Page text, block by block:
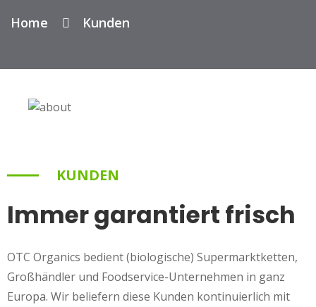
Home Kunden
KUNDEN
Immer garantiert frisch
OTC Organics bedient (biologische) Supermarktketten,
Großhändler und Foodservice-Unternehmen in ganz
Europa. Wir beliefern diese Kunden kontinuierlich mit